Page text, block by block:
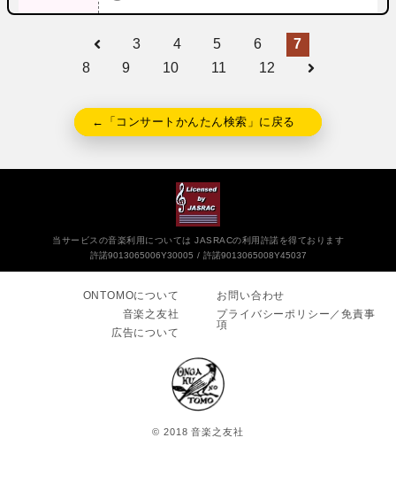
3 4 5 6
7
8
9 10 11 12
←「コンサートかんたん検索」に戻る
当サービスの音楽利用については JASRACの利用許諾を得ております
許諾9013065006Y30005
許諾9013065008Y45037
ONTOMOについて
音楽之友社
広告について
お問い合わせ
プライバシーポリシー／免責事
項
© 2018 音楽之友社